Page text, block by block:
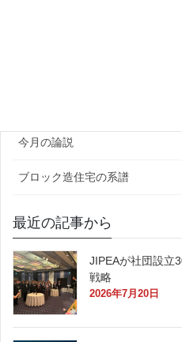
今月の論説
ブロック造住宅の系譜
最近の記事から
JIPEAが社団設立
戦略
2026年7月20日